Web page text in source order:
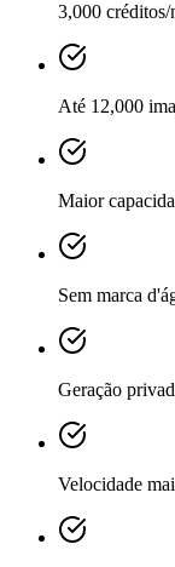
3,000 créditos/
Até 12,000
Maior
Sem marca
Geração
Velocidade